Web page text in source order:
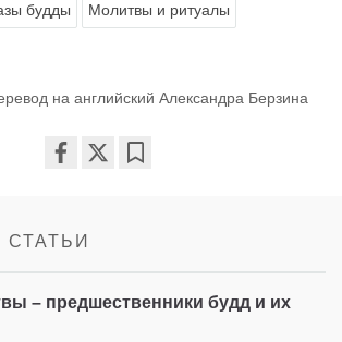
будды Молитвы и ритуалы
на английский Александра Берзина
– предшественники будд и их